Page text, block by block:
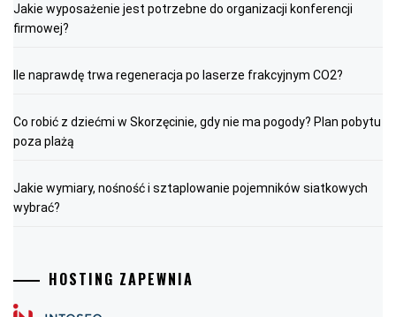
Jakie wyposażenie jest potrzebne do organizacji konferencji
firmowej?
Ile naprawdę trwa regeneracja po laserze frakcyjnym CO2?
Co robić z dziećmi w Skorzęcinie, gdy nie ma pogody? Plan pobytu
poza plażą
Jakie wymiary, nośność i sztaplowanie pojemników siatkowych
wybrać?
HOSTING ZAPEWNIA